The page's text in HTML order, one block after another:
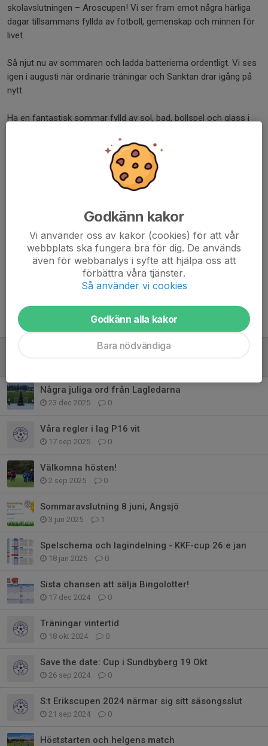
skolavslutningen – Aroscupen! Vi ser fram emot några härliga
dagar tillsammans fyllda av fotboll, gemenskap och minnen för
livet.
Så njut nu av sommaren och ladda batterierna ordentligt. Vi ses
igen i augusti när ordinarie träningar och Sanktan drar igång på
nytt.
Ha en fantastisk sommar fylld av sol, bad, bollspel och glass i
Kommentarer
Tidigare nyheter
Tack för en fantastisk vårsäsong!
Några juliga ord från Lagledarna
23 dec 2025 0
Våra regler i lag P16 vit
17 sep 2025 0
Välkomna hösten!
2 sep 2025 0
Sommaravslutning 8 juni, Ängsjö
3 jun 2025 1
Spelschema och lagindelning - KKF-cup 26:e jan
18 jan 2025 0
Sista chansen att sälja Bingolotter!
17 dec 2024 0
Träningar vintertid
18 okt 2024 0
Save the date: Cup i Sundbyberg 19 Okt
26 sep 2024 0
S:t Erikscupen 2024 närmar sig sitt säsongsslut
21 sep 2024 0
Höststarten och helgens match
Godkänn kakor
Vi använder oss av kakor (cookies) för att vår
webbplats ska fungera bra för dig. De används
även för webbanalys i syfte att hjälpa oss att
förbättra våra tjänster.
Så använder vi cookies
Godkänn alla kakor
Bara nödvändiga